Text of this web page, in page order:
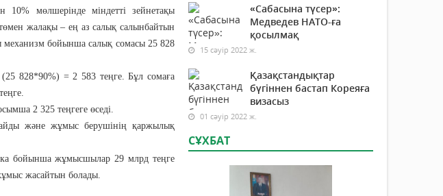
мөлшерінде міндетті зейнетақы
жалақы – ең аз салық салынбайтын
механизм бойынша салық сомасы 25 828
828*90%) = 2 583 теңге. Бұл сомаға
2 325 теңгеге өседі.
және жұмыс берушінің қаржылық
бойынша жұмысшылар 29 млрд теңге
жасайтын болады.
«Сабасына түсер»:
Медведев НАТО-ға
қосылмақ
15 сәуір 2022 ж.
Қазақстандықтар
бүгіннен бастап Кореяға
визасыз
01 сәуір 2022 ж.
СҰХБАТ